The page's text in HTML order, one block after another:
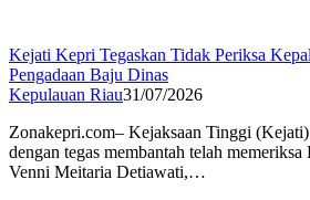
Kejati Kepri Tegaskan Tidak Periksa
Pengadaan Baju Dinas
Kepulauan Riau31/07/2026
Zonakepri.com– Kejaksaan Tinggi
dengan tegas membantah telah
Venni Meitaria Detiawati,…